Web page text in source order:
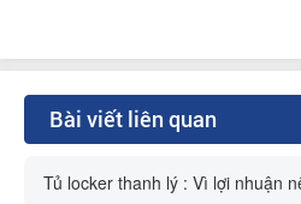
Bài viết liên quan
Tủ locker thanh lý : Vì lợi nhuận